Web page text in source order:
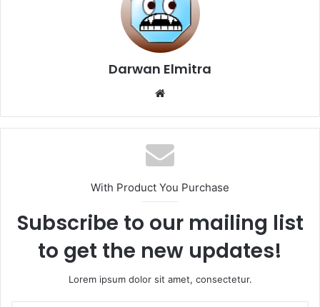
Darwan Elmitra
Website
With Product You Purchase
Subscribe to our mailing list
to get the new updates!
Lorem ipsum dolor sit amet, consectetur.